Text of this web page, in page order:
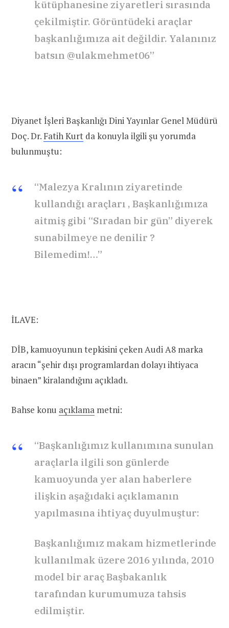
kütüphanesine ziyaretleri sırasında
çekilmiştir. Görüntüdeki araçlar
başkanlığımıza ait değildir. Yalanınız
batsın @ulakmehmet06”
Diyanet İşleri Başkanlığı Dini Yayınlar Genel Müdürü
Doç. Dr. Fatih Kurt da konuyla ilgili şu yorumda
bulunmuştu:
“Malezya Kralının ziyaretinde
kullandığı araçları , Başkanlığımıza
aitmiş gibi “Sıradan bir gün” diyerek
sunabilmeye ne denilir ?
Bilemedim!…”
İLAVE:
DİB, kamuoyunun tepkisini çeken Audi A8 marka
aracın “şehir dışı programlardan dolayı ihtiyaca
binaen” kiralandığını açıkladı.
Bahse konu açıklama metni:
“Başkanlığımız kullanımına sunulan
araçlarla ilgili son günlerde
kamuoyunda yer alan haberlere
ilişkin aşağıdaki açıklamanın
yapılmasına ihtiyaç duyulmuştur:
Başkanlığımız makam hizmetlerinde
kullanılmak üzere 2016 yılında, 2010
model bir araç Başbakanlık
tarafından kurumumuza tahsis
edilmiştir.